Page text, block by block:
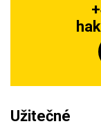
Užitečné